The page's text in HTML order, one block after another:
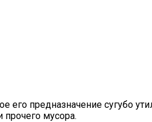
предназначение сугубо
прочего мусора.